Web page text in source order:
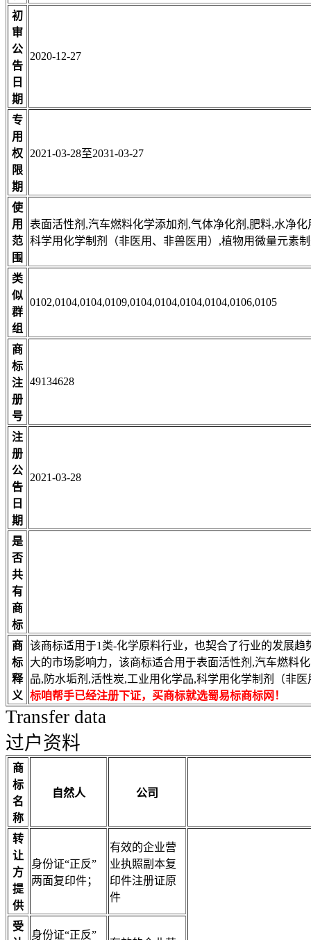
初
审
公
告
日
期
2020-12-27
专
用
权
限
期
2021-03-28至2031-03-27
使
用
范
围
表面活性剂,汽车燃料化学添加剂,气体净化剂,肥料,水净
科学用化学制剂（非医用、非兽医用）,植物用微量元素
类
似
群
组
0102,0104,0104,0109,0104,0104,0104,0104,0106,0105
商
标
注
册
号
49134628
注
册
公
告
日
期
2021-03-28
是
否
共
有
商
标
商
标
释
义
该商标适用于1类-化学原料行业，也契合了行业的发展
大的市场影响力，该商标适合用于表面活性剂,汽车燃料
品,防水垢剂,活性炭,工业用化学品,科学用化学制剂（非
标咱帮手已经注册下证，买商标就选蜀易标商标网！
Transfer data
过户资料
商
标
名
称
自然人 公司
转
让
方
提
供
身份证“正反”
两面复印件；
有效的企业营
业执照副本复
印件注册证原
件
受
身份证“正反”